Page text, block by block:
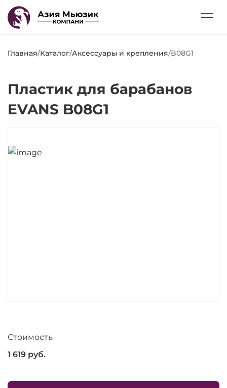
Главная/Каталог/Аксессуары и крепления/B08G1
Пластик для барабанов
EVANS B08G1
Стоимость
1 619 руб.